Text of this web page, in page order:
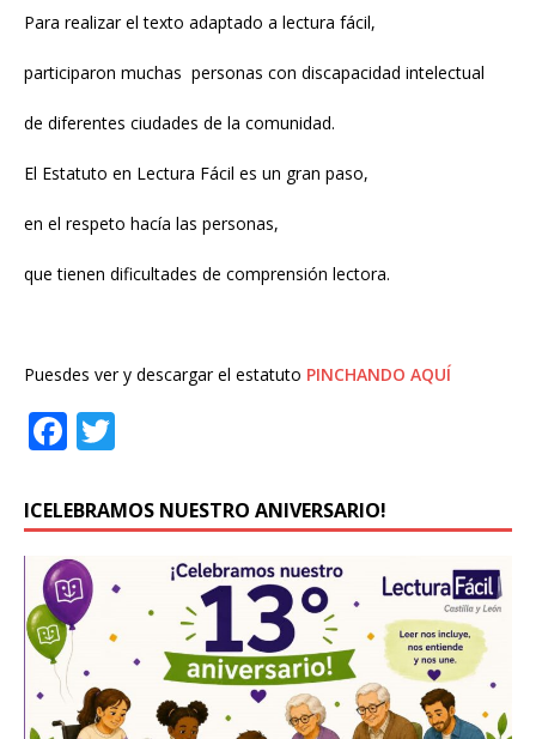
Para realizar el texto adaptado a lectura fácil,
participaron muchas personas con discapacidad intelectual
de diferentes ciudades de la comunidad.
El Estatuto en Lectura Fácil es un gran paso,
en el respeto hacía las personas,
que tienen dificultades de comprensión lectora.
Puesdes ver y descargar el estatuto PINCHANDO AQUÍ
F
c
e
b
o
o
k
it
te
r
ICELEBRAMOS NUESTRO ANIVERSARIO!